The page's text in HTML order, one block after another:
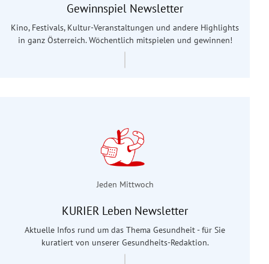
Gewinnspiel Newsletter
Kino, Festivals, Kultur-Veranstaltungen und andere Highlights
in ganz Österreich. Wöchentlich mitspielen und gewinnen!
Jeden Mittwoch
KURIER Leben Newsletter
Aktuelle Infos rund um das Thema Gesundheit - für Sie
kuratiert von unserer Gesundheits-Redaktion.